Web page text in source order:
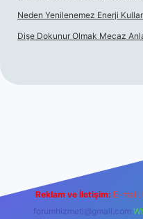
Neden Yenilenemez Enerji
Dişe Dokunur Olmak Mecaz
Reklam ve İletişim: E-mail:
forumhizmeti@gmail.com